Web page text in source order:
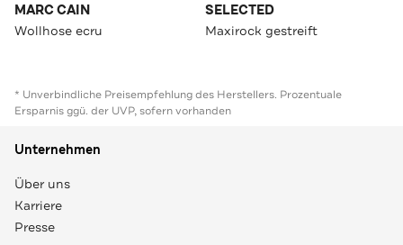
MARC CAIN
Wollhose ecru
SELECTED
Maxirock gestreift
* Unverbindliche Preisempfehlung des Herstellers. Prozentuale
Ersparnis ggü. der UVP, sofern vorhanden
Unternehmen
Über uns
Karriere
Presse